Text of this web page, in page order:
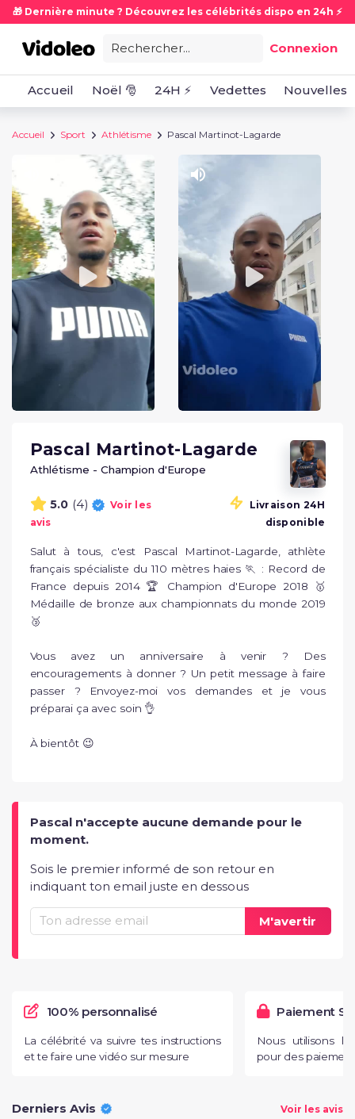
🎁 Dernière minute ? Découvrez les célébrités dispo en 24h ⚡
Rechercher... Connexion
Accueil Noël 🎅 24H ⚡ Vedettes Nouvelles
Accueil Sport Athlétisme Pascal Martinot-Lagarde
Pascal Martinot-Lagarde
Athlétisme - Champion d'Europe
5.0 (4)
Voir les
avis
Livraison 24H
disponible
Salut à tous, c'est Pascal Martinot-Lagarde, athlète
français spécialiste du 110 mètres haies 🏃 : Record de
France depuis 2014 🏆 Champion d'Europe 2018 🥇
Médaille de bronze aux championnats du monde 2019
🥉
Vous avez un anniversaire à venir ? Des
encouragements à donner ? Un petit message à faire
passer ? Envoyez-moi vos demandes et je vous
préparai ça avec soin 👌
À bientôt 😉
Pascal n'accepte aucune demande pour le
moment.
Sois le premier informé de son retour en
indiquant ton email juste en dessous
M'avertir
100% personnalisé
La célébrité va suivre tes instructions
et te faire une vidéo sur mesure
Paiement
Nous utilisons le
pour des
Derniers Avis Voir les avis